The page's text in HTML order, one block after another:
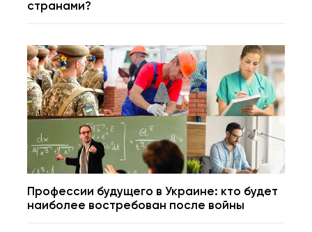
странами?
Профессии будущего в Украине: кто будет
наиболее востребован после войны